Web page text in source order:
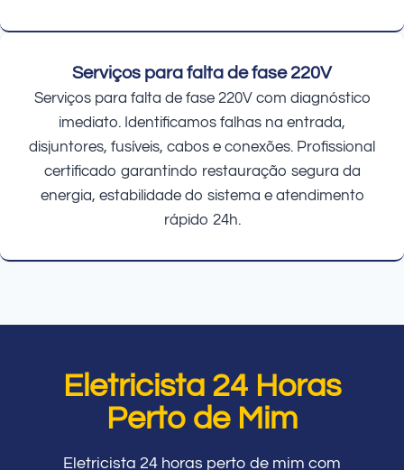
Serviços para falta de fase 220V
Serviços para falta de fase 220V com diagnóstico
imediato. Identificamos falhas na entrada,
disjuntores, fusíveis, cabos e conexões. Profissional
certificado garantindo restauração segura da
energia, estabilidade do sistema e atendimento
rápido 24h.
Eletricista 24 Horas
Perto de Mim
Eletricista 24 horas perto de mim com